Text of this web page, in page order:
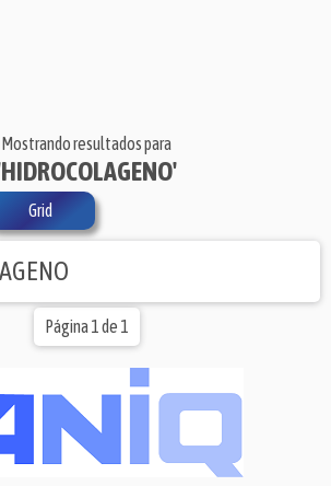
Mostrando resultados para
Grid
Página 1 de 1